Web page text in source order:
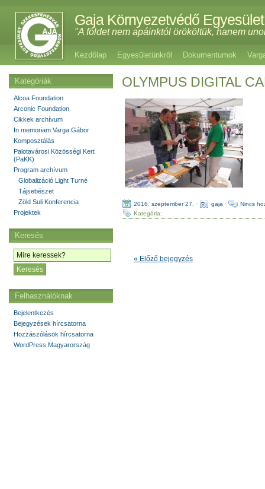
Gaja Környezetvédő Egyesület
"A földet nem apáinktól örököltük, hanem
Kezdőlap Egyesületünkről Dokumentumok
OLYMPUS DIGITAL
2016. szeptember 27. · gaja ·
Nincs
Kategória:
« Előző bejegyzés
Kategóriák
Alcoa Foundation
Arconic Foundation
Cikkek archívum
In memoriam Varga Gábor
Komposztálás
Palotavárosi Közösségi Kert
(PaKK)
Program archívum
Globalizáció Light Turné
Tájsebészet
Zöld Suli Konferencia
Projektek
Keresés
Felhasználóknak
Bejelentkezés
Bejegyzések hírcsatorna
Hozzászólások hírcsatorna
WordPress Magyarország